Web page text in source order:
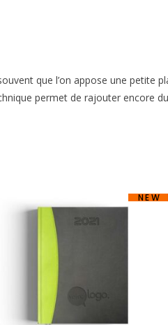
que l’on appose une petite
permet de rajouter encore
NEW